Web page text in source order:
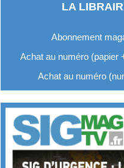
LA
Abonnement
Achat au numéro (papier
Achat au numéro